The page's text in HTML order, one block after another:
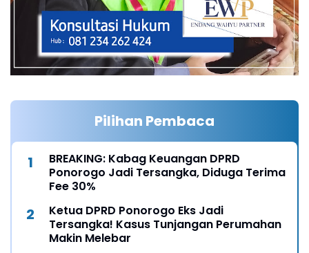
Pilihan Pembaca
BREAKING: Kabag Keuangan DPRD
Ponorogo Jadi Tersangka, Diduga Terima
Fee 30%
Ketua DPRD Ponorogo Eks Jadi
Tersangka! Kasus Tunjangan Perumahan
Makin Melebar